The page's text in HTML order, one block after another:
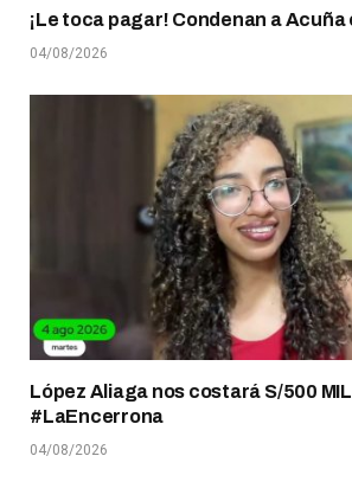
¡Le toca pagar! Condenan a Acuña
04/08/2026
López Aliaga nos costará S/500
#LaEncerrona
04/08/2026